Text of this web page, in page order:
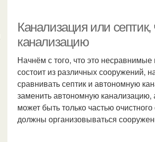
частного пользования
Канализация в
загородном доме
Канализация или
канализацию
Начнём с того, что это
состоит из различных сооружений,
сравнивать септик и автономную
заменить автономную канализацию,
может быть только частью
должны организовываться